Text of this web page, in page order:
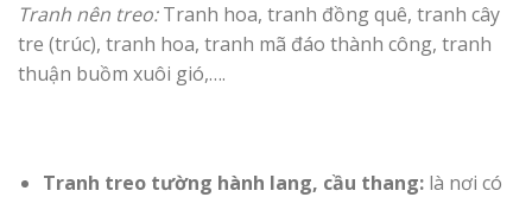
Tranh nên treo:Tranh hoa, tranh đồng quê, tranh cây
tre (trúc), tranh hoa, tranh mã đáo thành công, tranh
thuận buồm xuôi gió,….
Tranh treo tường hành lang, cầu thang:là nơi có